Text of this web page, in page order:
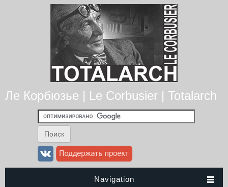
Ле Корбюзье | Le Corbusier | Totalarch
Navigation